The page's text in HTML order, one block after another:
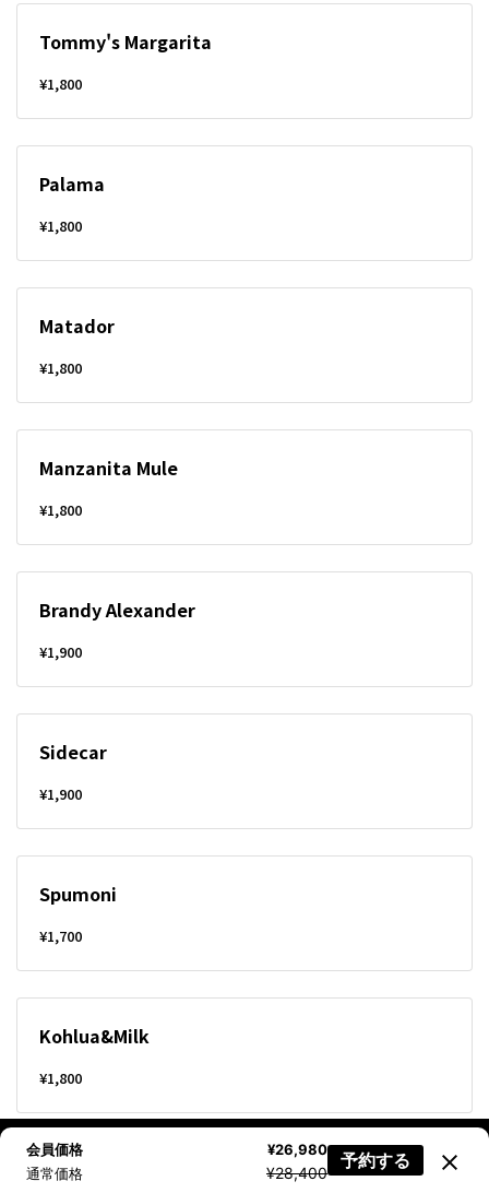
Tommy's Margarita
¥1,800
Palama
¥1,800
Matador
¥1,800
Manzanita Mule
¥1,800
Brandy Alexander
¥1,900
Sidecar
¥1,900
Spumoni
¥1,700
Kohlua&Milk
¥1,800
Grasshopper
ニュース配信登録 電話で問合せ AIに質問
会員価格
¥26,980
通常価格
¥28,400
予約する